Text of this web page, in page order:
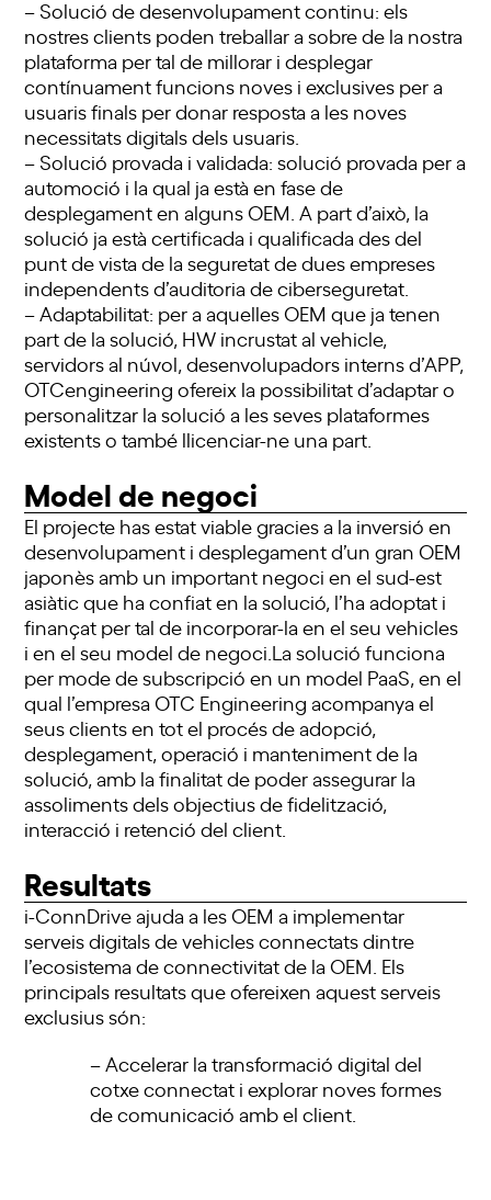
– Solució de desenvolupament continu: els
nostres clients poden treballar a sobre de la nostra
plataforma per tal de millorar i desplegar
contínuament funcions noves i exclusives per a
usuaris finals per donar resposta a les noves
necessitats digitals dels usuaris.
– Solució provada i validada: solució provada per a
automoció i la qual ja està en fase de
desplegament en alguns OEM. A part d’això, la
solució ja està certificada i qualificada des del
punt de vista de la seguretat de dues empreses
independents d’auditoria de ciberseguretat.
– Adaptabilitat: per a aquelles OEM que ja tenen
part de la solució, HW incrustat al vehicle,
servidors al núvol, desenvolupadors interns d’APP,
OTCengineering ofereix la possibilitat d’adaptar o
personalitzar la solució a les seves plataformes
existents o també llicenciar-ne una part.
Model de negoci
El projecte has estat viable gracies a la inversió en
desenvolupament i desplegament d’un gran OEM
japonès amb un important negoci en el sud-est
asiàtic que ha confiat en la solució, l’ha adoptat i
finançat per tal de incorporar-la en el seu vehicles
i en el seu model de negoci.La solució funciona
per mode de subscripció en un model PaaS, en el
qual l’empresa OTC Engineering acompanya el
seus clients en tot el procés de adopció,
desplegament, operació i manteniment de la
solució, amb la finalitat de poder assegurar la
assoliments dels objectius de fidelització,
interacció i retenció del client.
Resultats
i-ConnDrive ajuda a les OEM a implementar
serveis digitals de vehicles connectats dintre
l’ecosistema de connectivitat de la OEM. Els
principals resultats que ofereixen aquest serveis
exclusius són:
– Accelerar la transformació digital del
cotxe connectat i explorar noves formes
de comunicació amb el client.